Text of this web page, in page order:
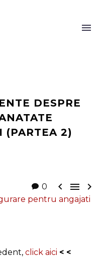
DESPRE
(PARTEA 2)
0   
pentru angajati
click aici < <